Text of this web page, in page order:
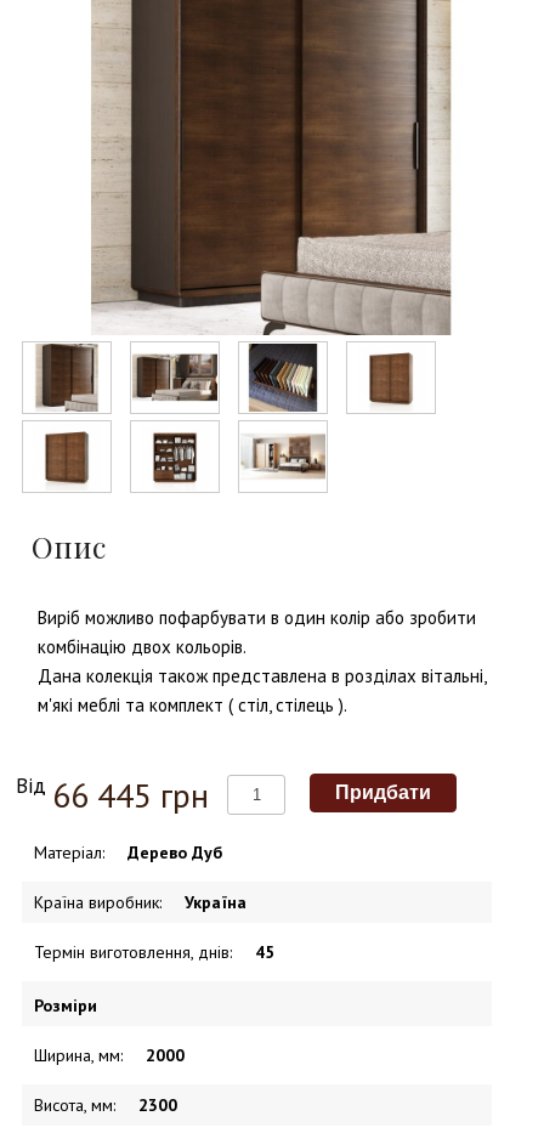
Опис
Виріб можливо пофарбувати в один колір або зробити
комбінацію двох кольорів.
Дана колекція також представлена в розділах вітальні,
м'які меблі та комплект ( стіл, стілець ).
Від 66 445 грн
Матеріал: Дерево Дуб
Країна виробник: Україна
Термін виготовлення, днів: 45
Розміри
Ширина, мм: 2000
Висота, мм: 2300